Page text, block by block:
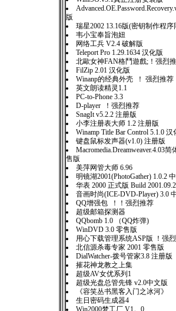
版
瑞星2002 13.16版(密钥制作程
韦小宝奉旨泡妞
网络工兵 V2.4 破解版
Teleport Pro 1.29.1634 汉化版
北歐女神FAN格鬥遊戲;！强烈
FilZip 2.01 汉化版
Winanp的经典外壳 ！ 强烈推荐
英文朗读精灵1.1
PC-to-Phone 3.3
D-player ！强烈推荐
SnagIt v5.2.2 注册版
小李注册表大师 1.2 注册版
Winamp Title Bar Control 5.1.0 汉
键盘鼠标发声器(v1.0) 注册版
Macromedia.Dreamweaver.4.03简
售版
美萍网管大师 6.96
明镜湖2001(PhotoGather) 1.0.2
华表 2000 正式版 Build
音画时尚(ICE-DVD-Player) 3.0
QQ增强包 ！！强烈推荐
超级邮箱探测器
QQbomb 1.0 （QQ炸弹)
WinDVD 3.0 零售版
用心下载管理系统ASP版 ！强
北信源杀毒专家 2001 零售版
DialWatcher-拨号管家3.8 注册版
摧花神龙教之上集
超级AV女优系列1
超级光盘总管先锋 v2.0中文版
《容笑丛书黑客入门之冰河》
生日密码生成器4
Win2000梦工厂 V1。0